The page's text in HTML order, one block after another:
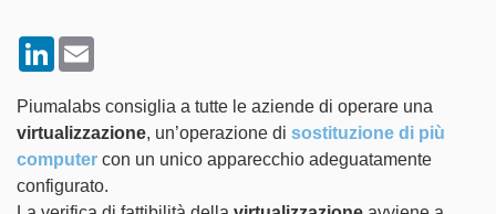
LinkedIn
Piumalabs consiglia a tutte le aziende di operare una
virtualizzazione, un’operazione di sostituzione di più
computer con un unico apparecchio adeguatamente
configurato.